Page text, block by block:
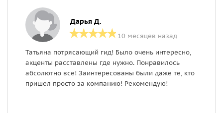
Дарья Д.
10 месяцев назад
Татьяна потрясающий гид! Было очень интересно,
акценты расставлены где нужно. Понравилось
абсолютно все! Заинтересованы были даже те, кто
пришел просто за компанию! Рекомендую!